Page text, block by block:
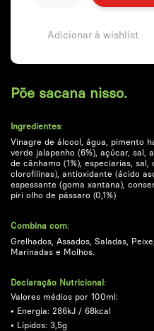
Adicionar à wishlist
Põe sacana nisso.
Ingredientes:
Vinagre de álcool, água, pimento
verde jalapenho (6%), açúcar, sal,
de cânhamo (1%), especiarias,
clorofilinas), antioxidante (ácido
espessante (goma xantana),
piri olho de pássaro (0,1%)
Combina com:
Grelhados, Assados, Saladas,
Marinadas e Molhos.
Declaração Nutricional :
Valores médios por 100ml:
• Energia: 286kJ / 68kcal
• Lípidos: 3,5g